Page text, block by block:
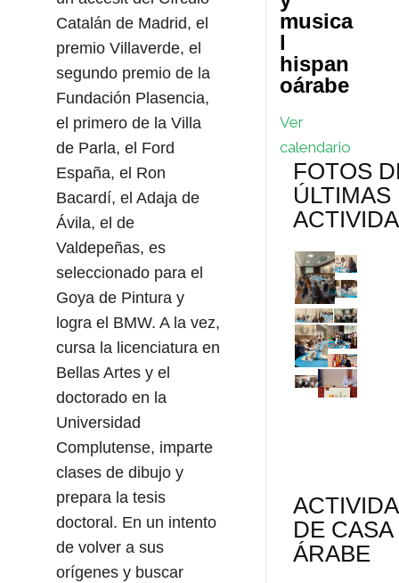
Catalán de Madrid, el
premio Villaverde, el
segundo premio de la
Fundación Plasencia,
el primero de la Villa
de Parla, el Ford
España, el Ron
Bacardí, el Adaja de
Ávila, el de
Valdepeñas, es
seleccionado para el
Goya de Pintura y
logra el BMW. A la vez,
cursa la licenciatura en
Bellas Artes y el
doctorado en la
Universidad
Complutense, imparte
clases de dibujo y
prepara la tesis
doctoral. En un intento
de volver a sus
orígenes y buscar
musica
l
hispan
oárabe
Ver
calendario
FOTOS
ÚLTIMAS
DE CASA
ÁRABE